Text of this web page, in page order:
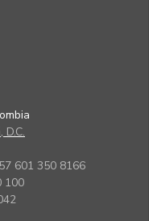
601 350 8166
100